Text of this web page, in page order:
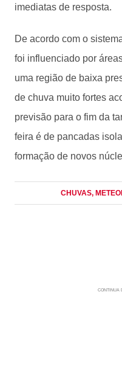
imediatas de resposta.
De acordo com o
foi influenciado por
uma região de baixa
de chuva muito fortes
previsão para o fim da
feira é de pancadas
formação de novos
CHUVAS,